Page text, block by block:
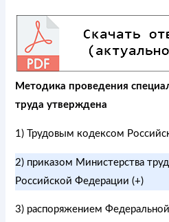
Методика проведения
труда утверждена
1) Трудовым кодексом
2) приказом Министерства
Российской Федерации (+)
3) распоряжением